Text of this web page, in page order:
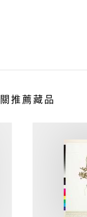
推薦藏品